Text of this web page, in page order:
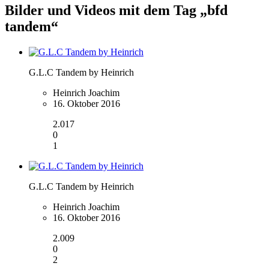
Bilder und Videos mit dem Tag „bfd
tandem“
G.L.C Tandem by Heinrich
Heinrich Joachim
16. Oktober 2016
2.017
0
1
G.L.C Tandem by Heinrich
Heinrich Joachim
16. Oktober 2016
2.009
0
2